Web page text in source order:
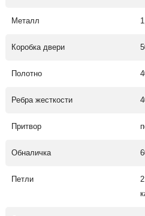
Металл
Коробка двери
Полотно
Ребра жесткости
Притвор
Обналичка
Петли